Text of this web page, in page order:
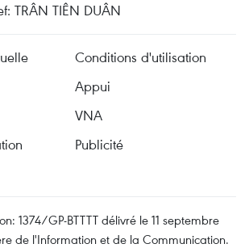
TRÂN TIÊN DUÂN
Conditions d'utilisation
Appui
VNA
Publicité
1374/GP-BTTTT délivré le 11 septembre
de l'Information et de la Communication.